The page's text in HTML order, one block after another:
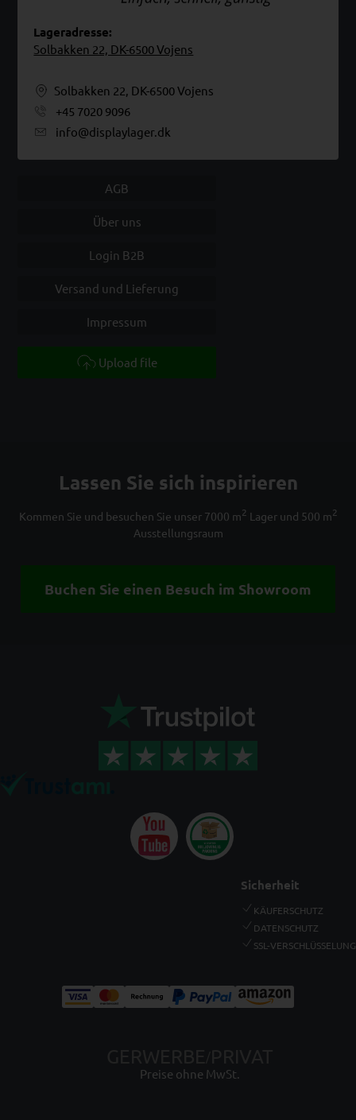
Lageradresse:
Solbakken 22, DK-6500 Vojens
Solbakken 22, DK-6500 Vojens
+45 7020 9096
info@displaylager.dk
AGB
Über uns
Login B2B
Versand und Lieferung
Impressum
Upload file
Lassen Sie sich inspirieren
Kommen Sie und besuchen Sie unser 7000 m2 Lager und 500 m2
Ausstellungsraum
Buchen Sie einen Besuch im Showroom
Sicherheit
KÄUFERSCHUTZ
DATENSCHUTZ
SSL-VERSCHLÜSSELUNG
Preise ohne MwSt.